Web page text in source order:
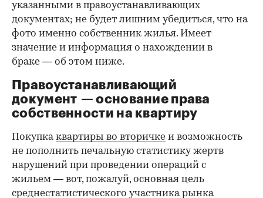
00:00 / 00:00
указанными в правоустанавливающих
документах; не будет лишним убедиться, что на
фото именно собственник жилья. Имеет
значение и информация о нахождении в
браке — об этом ниже.
Правоустанавливающий
документ — основание права
собственности на квартиру
Покупкаквартиры во вторичке и возможность
не пополнить печальную статистику жертв
нарушений при проведении операций с
жильем — вот, пожалуй, основная цель
среднестатистического участника рынка